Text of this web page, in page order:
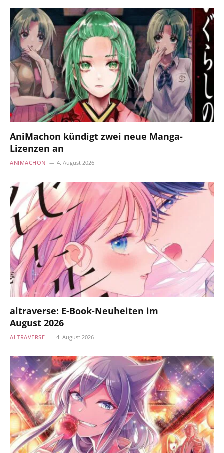
AniMachon kündigt zwei neue Manga-
Lizenzen an
ANIMACHON 4. August 2026
altraverse: E-Book-Neuheiten im
August 2026
ALTRAVERSE 4. August 2026